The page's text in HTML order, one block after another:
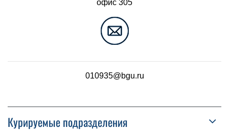
офис 305
010935@bgu.ru
Курируемые подразделения